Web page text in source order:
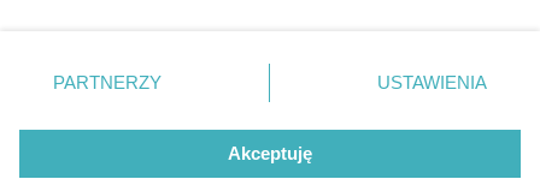
Historia miasta
Zdjęcia miasta
znajdujący się w lewym dolnym rogu strony
. Niektóre
przetwarzaniu. Preferencje będą miały zastosowania tylko
PARTNERZY USTAWIENIA
Akceptuję